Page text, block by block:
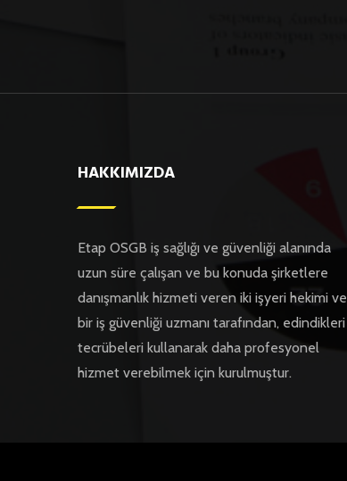
HAKKIMIZDA
Etap OSGB iş sağlığı ve güvenliği alanında
uzun süre çalışan ve bu konuda şirketlere
danışmanlık hizmeti veren iki işyeri hekimi ve
bir iş güvenliği uzmanı tarafından, edindikleri
tecrübeleri kullanarak daha profesyonel
hizmet verebilmek için kurulmuştur.